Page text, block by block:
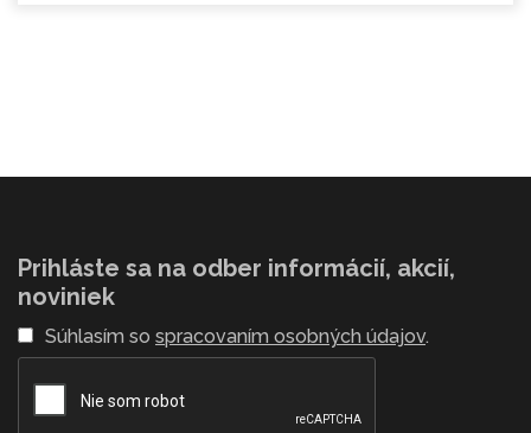
Prihláste sa na odber informácií, akcií,
noviniek
Súhlasím so spracovaním osobných údajov.